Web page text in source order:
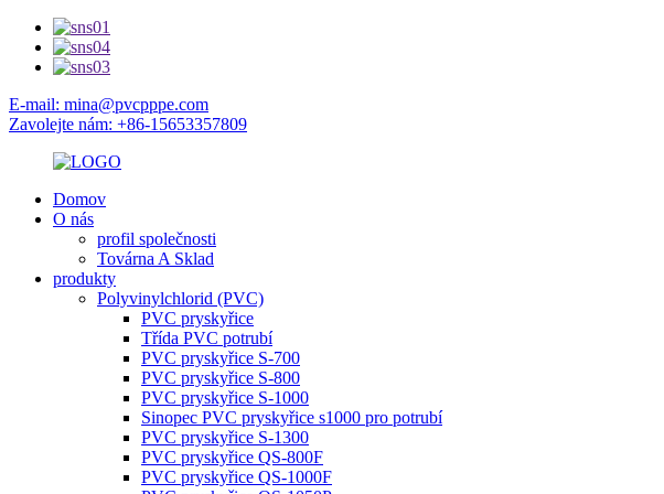
E-mail: mina@pvcpppe.com
Zavolejte nám: +86-15653357809
Domov
O nás
profil společnosti
Továrna A Sklad
produkty
Polyvinylchlorid (PVC)
PVC pryskyřice
Třída PVC potrubí
PVC pryskyřice S-700
PVC pryskyřice S-800
PVC pryskyřice S-1000
Sinopec PVC pryskyřice s1000 pro potrubí
PVC pryskyřice S-1300
PVC pryskyřice QS-800F
PVC pryskyřice QS-1000F